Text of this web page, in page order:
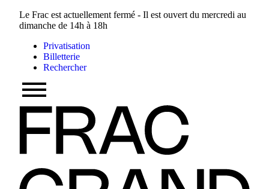
Le Frac est actuellement fermé - Il est ouvert du mercredi au
dimanche de 14h à 18h
Privatisation
Billetterie
Rechercher